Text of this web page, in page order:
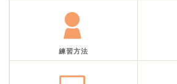
練習方法